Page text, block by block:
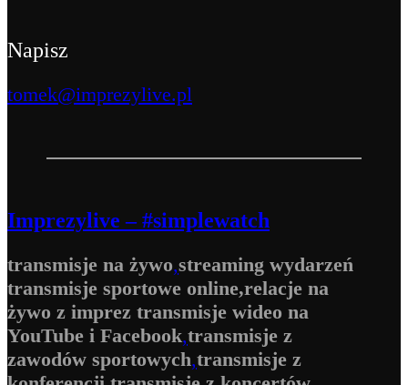
Napisz
tomek@imprezylive.pl
Imprezylive – #simplewatch
transmisje na żywo,streaming wydarzeń
transmisje sportowe online,relacje na
żywo z imprez transmisje wideo na
YouTube i Facebook,transmisje z
zawodów sportowych,transmisje z